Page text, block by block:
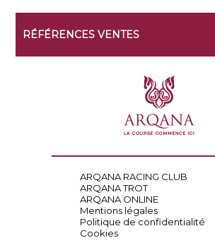
RÉFÉRENCES VENTES
ARQANA RACING CLUB
ARQANA TROT
ARQANA ONLINE
Mentions légales
Politique de confidentialité
Cookies